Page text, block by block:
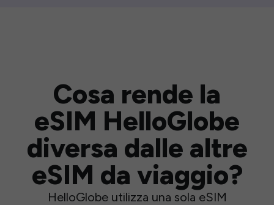
Cosa rende la
eSIM HelloGlobe
diversa dalle altre
eSIM da viaggio?
HelloGlobe utilizza una sola eSIM